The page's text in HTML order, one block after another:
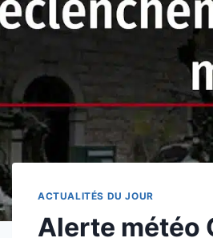
ACTUALITÉS DU JOUR
Alerte météo